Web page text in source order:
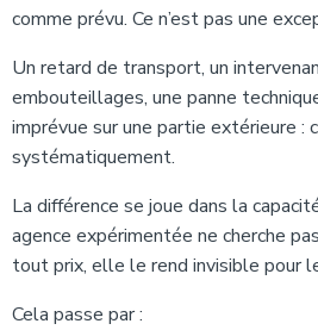
comme prévu. Ce n’est pas une
Un retard de transport, un
embouteillages, une panne
imprévue sur une partie extérieure :
systématiquement.
La différence se joue dans la
agence expérimentée ne cherche
tout prix, elle le rend invisible pour
Cela passe par :